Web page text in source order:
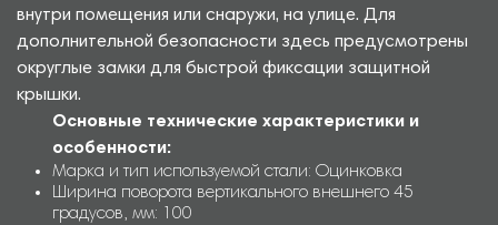
внутри помещения или снаружи, на улице. Для
дополнительной безопасности здесь предусмотрены
округлые замки для быстрой фиксации защитной
крышки.
Основные технические характеристики и
особенности:
Марка и тип используемой стали: Оцинковка
Ширина поворота вертикального внешнего 45
градусов, мм: 100